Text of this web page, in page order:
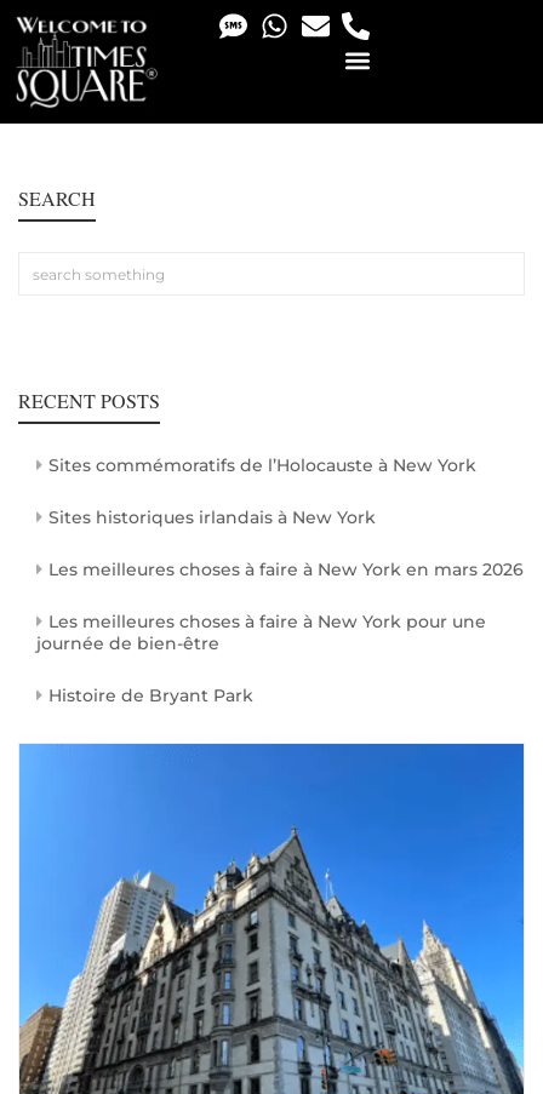
SEARCH
RECENT POSTS
Sites commémoratifs de l’Holocauste à New York
Sites historiques irlandais à New York
Les meilleures choses à faire à New York en mars 2026
Les meilleures choses à faire à New York pour une
journée de bien-être
Histoire de Bryant Park